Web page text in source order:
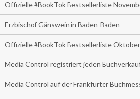
Offizielle #BookTok Bestsellerliste
Erzbischof Gänswein in Baden-Baden
Offizielle #BookTok Bestsellerliste
Media Control registriert jeden
Media Control auf der Frankfurter